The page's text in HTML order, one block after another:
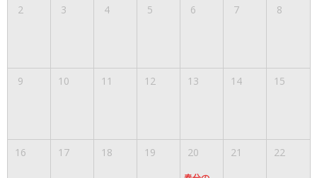
2 3 4 5 6 7 8
9 10 11 12 13 14 15
16 17 18 19 20 21 22